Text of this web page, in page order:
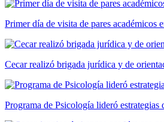
Primer día de visita de pares
Cecar realizó brigada jurídica y de
Programa de Psicología lideró